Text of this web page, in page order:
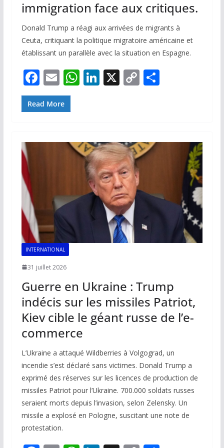
immigration face aux critiques.
Donald Trump a réagi aux arrivées de migrants à
Ceuta, critiquant la politique migratoire américaine et
établissant un parallèle avec la situation en Espagne.
F
ac
e
o
E
m
ai
W
A
p
p
Li
dI
n
X C
Li
n
k
P
er
Read More
INTERNATIONAL
31 juillet 2026
Guerre en Ukraine : Trump
indécis sur les missiles Patriot,
Kiev cible le géant russe de l’e-
commerce
L’Ukraine a attaqué Wildberries à Volgograd, un
incendie s’est déclaré sans victimes. Donald Trump a
exprimé des réserves sur les licences de production de
missiles Patriot pour l’Ukraine. 700.000 soldats russes
seraient morts depuis l’invasion, selon Zelensky. Un
missile a explosé en Pologne, suscitant une note de
protestation.